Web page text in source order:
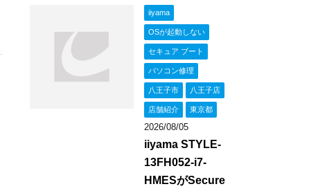
iiyama
OSが起動しない
セキュア ブート
パソコン修理
八王子市 八王子店
店舗紹介 東京都
2026/08/05
iiyama STYLE-
13FH052-i7-
HMESがSecure